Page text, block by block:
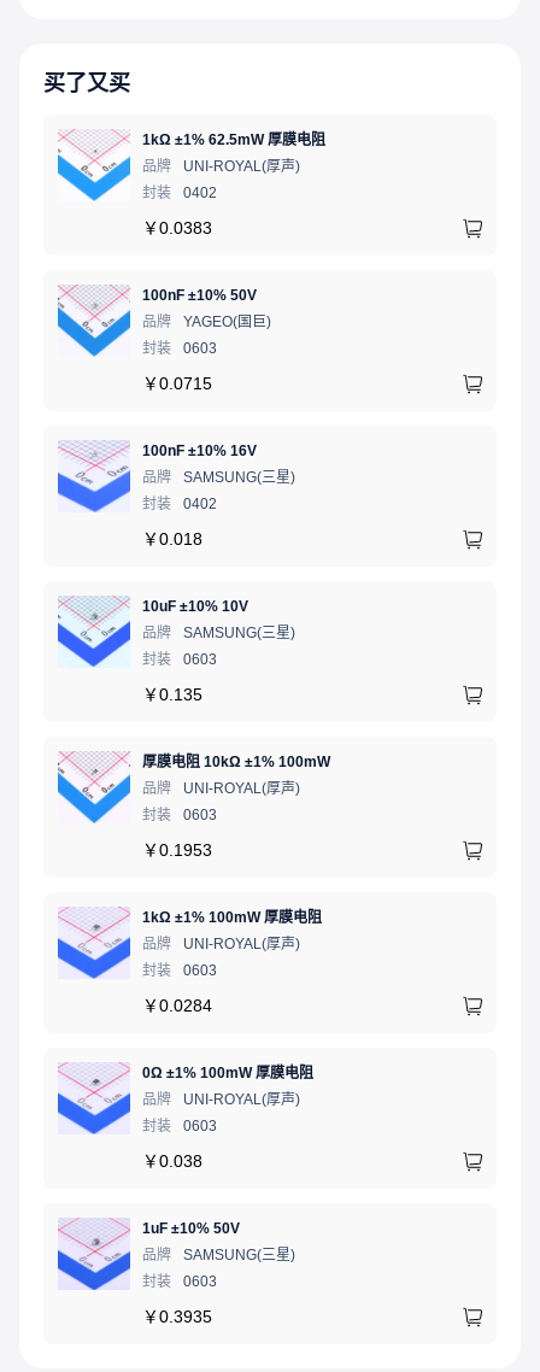
买了又买
1kΩ ±1% 62.5mW 厚膜电阻
品牌
UNI-ROYAL(厚声)
封装
0402
￥0.0383
100nF ±10% 50V
品牌
YAGEO(国巨)
封装
0603
￥0.0715
100nF ±10% 16V
品牌
SAMSUNG(三星)
封装
0402
￥0.018
10uF ±10% 10V
品牌
SAMSUNG(三星)
封装
0603
￥0.135
厚膜电阻 10kΩ ±1% 100mW
品牌
UNI-ROYAL(厚声)
封装
0603
￥0.1953
1kΩ ±1% 100mW 厚膜电阻
品牌
UNI-ROYAL(厚声)
封装
0603
￥0.0284
0Ω ±1% 100mW 厚膜电阻
品牌
UNI-ROYAL(厚声)
封装
0603
￥0.038
1uF ±10% 50V
品牌
SAMSUNG(三星)
封装
0603
￥0.3935